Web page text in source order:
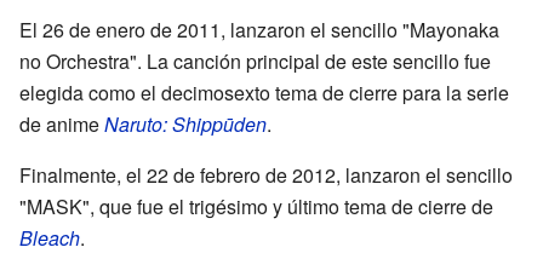
El 26 de enero de 2011, lanzaron el sencillo "Mayonaka
no Orchestra". La canción principal de este sencillo fue
elegida como el decimosexto tema de cierre para la serie
de animeNaruto: Shippūden.
Finalmente, el 22 de febrero de 2012, lanzaron el sencillo
"MASK", que fue el trigésimo y último tema de cierre de
Bleach.